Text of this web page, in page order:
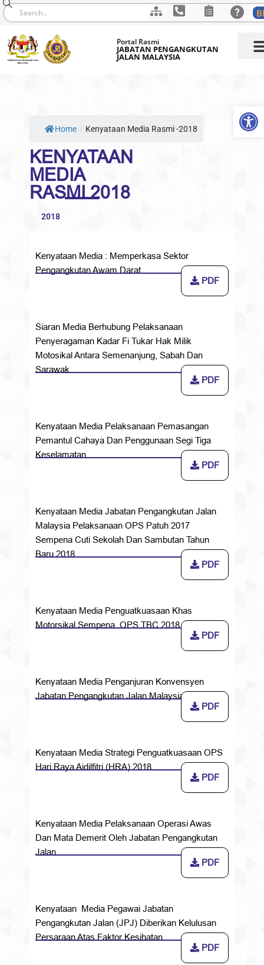
to
content
Portal Rasmi
JABATAN PENGANGKUTAN
JALAN MALAYSIA
Home / Kenyataan Media Rasmi -2018
KENYATAAN
MEDIA
RASMI 2018
2018
Kenyataan Media : Memperkasa Sektor
Pengangkutan Awam Darat
PDF
Siaran Media Berhubung Pelaksanaan
Penyeragaman Kadar Fi Tukar Hak Milik
Motosikal Antara Semenanjung, Sabah Dan
Sarawak
PDF
Kenyataan Media Pelaksanaan Pemasangan
Pemantul Cahaya Dan Penggunaan Segi Tiga
Keselamatan
PDF
Kenyataan Media Jabatan Pengangkutan Jalan
Malaysia Pelaksanaan OPS Patuh 2017
Sempena Cuti Sekolah Dan Sambutan Tahun
Baru 2018
PDF
Kenyataan Media Penguatkuasaan Khas
Motorsikal Sempena OPS TBC 2018
PDF
Kenyataan Media Penganjuran Konvensyen
Jabatan Pengangkutan Jalan Malaysia 2018
PDF
Kenyataan Media Strategi Penguatkuasaan OPS
Hari Raya Aidilfitri (HRA) 2018
PDF
Kenyataan Media Pelaksanaan Operasi Awas
Dan Mata Demerit Oleh Jabatan Pengangkutan
Jalan
PDF
Kenyataan Media Pegawai Jabatan
Pengangkutan Jalan (JPJ) Diberikan Kelulusan
Persaraan Atas Faktor Kesihatan
PDF